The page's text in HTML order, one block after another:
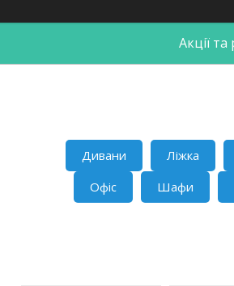
Акції
Дивани Ліжка
Офіс
Шафи